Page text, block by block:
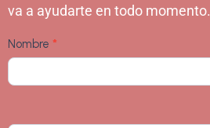
va a ayudarte en todo momento.
Contacta
con
Nombre *